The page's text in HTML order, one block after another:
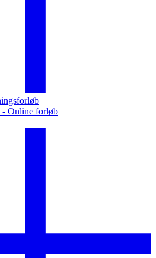
Online forløb